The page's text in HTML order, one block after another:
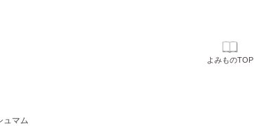
よみものTOP
ュマム